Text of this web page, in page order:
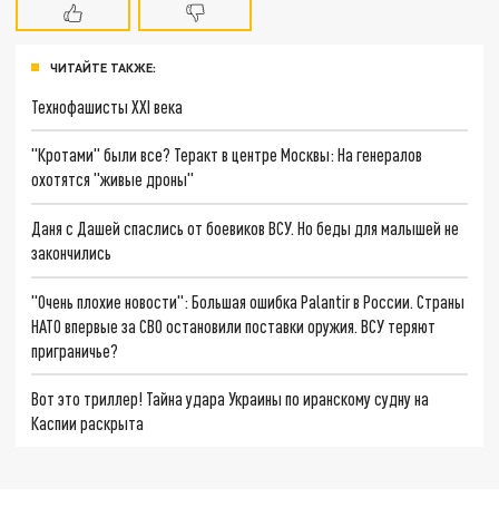
ЧИТАЙТЕ ТАКЖЕ:
Технофашисты XXI века
"Кротами" были все? Теракт в центре Москвы: На генералов
охотятся "живые дроны"
Даня с Дашей спаслись от боевиков ВСУ. Но беды для малышей не
закончились
"Очень плохие новости": Большая ошибка Palantir в России. Страны
НАТО впервые за СВО остановили поставки оружия. ВСУ теряют
приграничье?
Вот это триллер! Тайна удара Украины по иранскому судну на
Каспии раскрыта